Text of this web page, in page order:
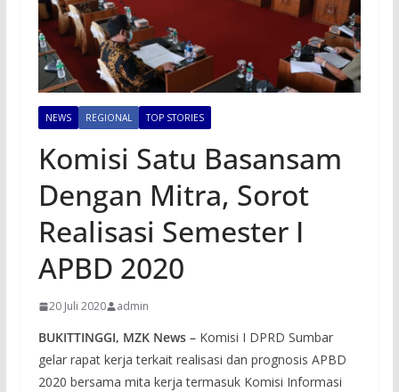
NEWS REGIONAL TOP STORIES
Komisi Satu Basansam
Dengan Mitra, Sorot
Realisasi Semester I
APBD 2020
20 Juli 2020 admin
BUKITTINGGI, MZK News –Komisi I DPRD Sumbar
gelar rapat kerja terkait realisasi dan prognosis APBD
2020 bersama mita kerja termasuk Komisi Informasi